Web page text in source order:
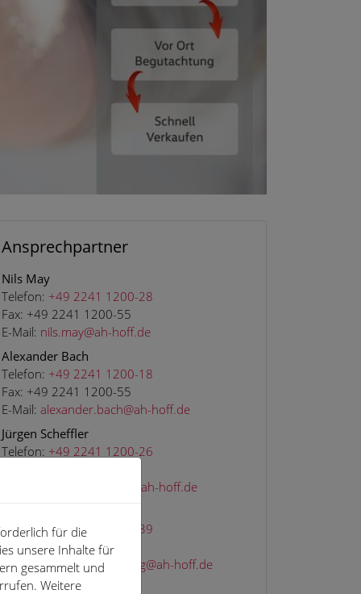
Ansprechpartner
Nils May
Telefon: +49 2241 1200-28
Fax: +49 2241 1200-55
E-Mail: nils.may@ah-hoff.de
Alexander Bach
Telefon: +49 2241 1200-18
Fax: +49 2241 1200-55
E-Mail: alexander.bach@ah-hoff.de
Jürgen Scheffler
Telefon: +49 2241 1200-26
juergen.scheffler@ah-hoff.de
Telefon: +49 2241 1200-39
Fax:+49 2241 1200-55
E-Mail: stefan.gueldenberg@ah-hoff.de
Dominik Müller
für die
unsere Inhalte für
gesammelt und
Weitere